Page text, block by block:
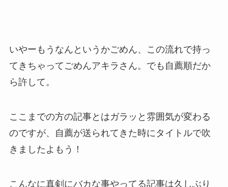
いやーもうなんというかごめん、この流れで持っ
てきちゃってごめんアキラさん。でも自薦順だか
ら許して。
ここまでの方の記事とはガラッと雰囲気が変わる
のですが、自薦が送られてきた時にタイトルで吹
きましたよもう！
こんなに真剣にバカな事やってる記事は久しぶり